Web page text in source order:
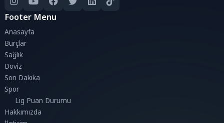
Footer Menu
Anasayfa
Burçlar
Sağlık
Döviz
Son Dakika
Spor
Lig Puan Durumu
Hakkımızda